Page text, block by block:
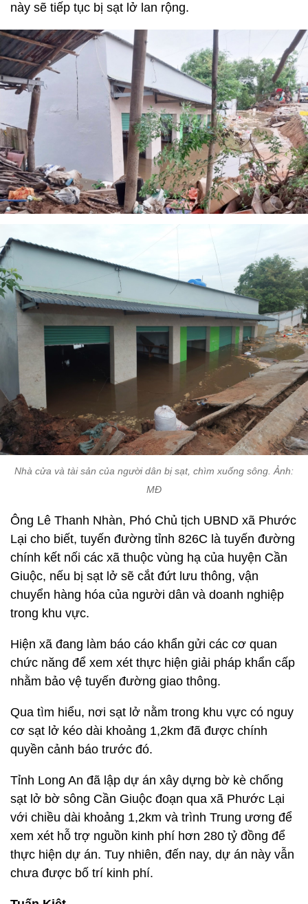
này sẽ tiếp tục bị sạt lở lan rộng.
Nhà cửa và tài sản của người dân bị sạt, chìm xuống sông. Ảnh:
MĐ
Ông Lê Thanh Nhàn, Phó Chủ tịch UBND xã Phước
Lại cho biết, tuyến đường tỉnh 826C là tuyến đường
chính kết nối các xã thuộc vùng hạ của huyện Cần
Giuộc, nếu bị sạt lở sẽ cắt đứt lưu thông, vận
chuyển hàng hóa của người dân và doanh nghiệp
trong khu vực.
Hiện xã đang làm báo cáo khẩn gửi các cơ quan
chức năng để xem xét thực hiện giải pháp khẩn cấp
nhằm bảo vệ tuyến đường giao thông.
Qua tìm hiểu, nơi sạt lở nằm trong khu vực có nguy
cơ sạt lở kéo dài khoảng 1,2km đã được chính
quyền cảnh báo trước đó.
Tỉnh Long An đã lập dự án xây dựng bờ kè chống
sạt lở bờ sông Cần Giuộc đoạn qua xã Phước Lại
với chiều dài khoảng 1,2km và trình Trung ương để
xem xét hỗ trợ nguồn kinh phí hơn 280 tỷ đồng để
thực hiện dự án. Tuy nhiên, đến nay, dự án này vẫn
chưa được bố trí kinh phí.